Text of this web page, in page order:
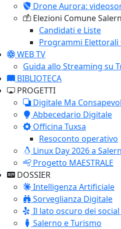
Drone Aurora:
Elezioni Comune
Candidati e Liste
Programmi Elettorali
WEB TV
Guida allo Streaming su
BIBLIOTECA
PROGETTI
Digitale Ma
Abbecedario Digitale
Officina Tuxsa
Resoconto operativo
Linux Day 2026 a
Progetto MAESTRALE
DOSSIER
Intelligenza Artificiale
Sorveglianza Digitale
Il lato oscuro dei
Salerno e Turismo